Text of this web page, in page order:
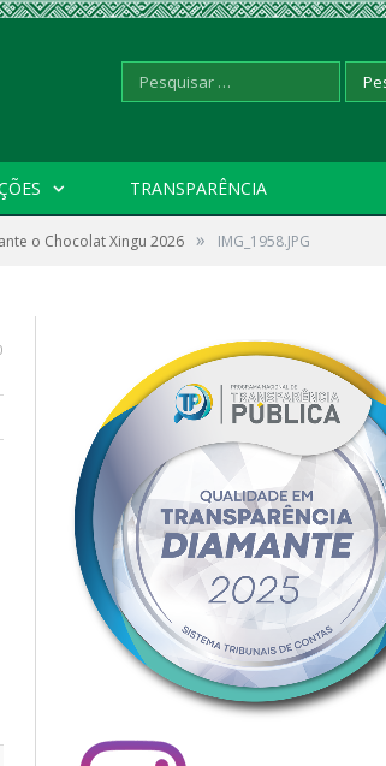
Pesquisar
por:
TRANSPARÊNCIA
o Chocolat Xingu 2026 » IMG_1958.JPG